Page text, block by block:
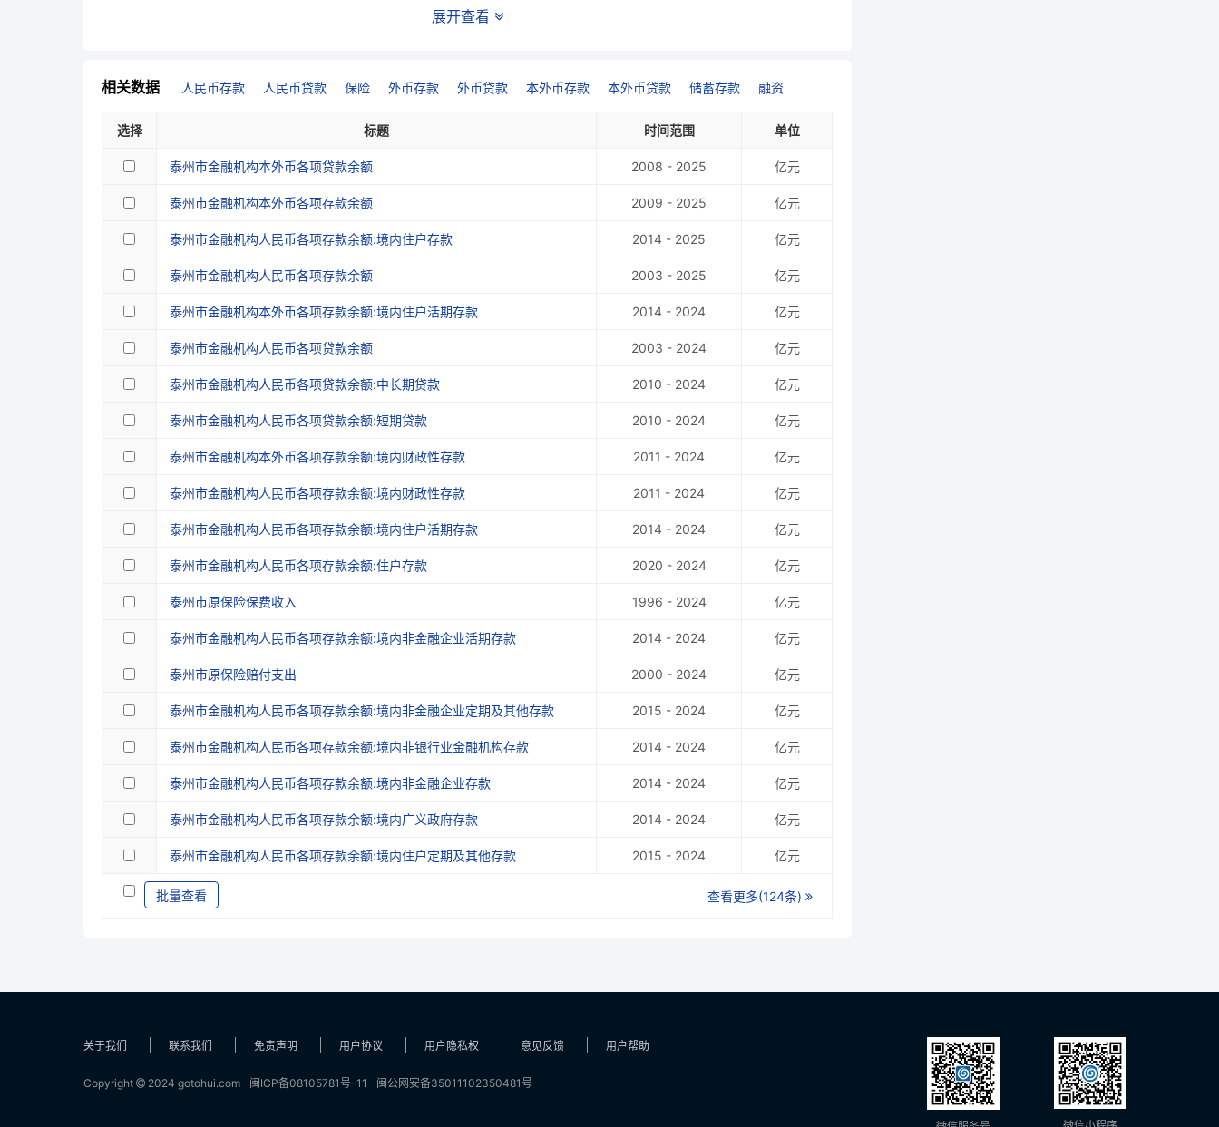
2005 824.90 446.95
展开查看
相关数据 人民币存款 人民币贷款 保险 外币存款 外币贷款 本外币存款 本外币贷款 储蓄存款 融资
选择 标题 时间范围 单位
泰州市金融机构本外币各项贷款余额 2008 - 2025 亿元
泰州市金融机构本外币各项存款余额 2009 - 2025 亿元
泰州市金融机构人民币各项存款余额:境内住户存款 2014 - 2025 亿元
泰州市金融机构人民币各项存款余额 2003 - 2025 亿元
泰州市金融机构本外币各项存款余额:境内住户活期存款 2014 - 2024 亿元
泰州市金融机构人民币各项贷款余额 2003 - 2024 亿元
泰州市金融机构人民币各项贷款余额:中长期贷款 2010 - 2024 亿元
泰州市金融机构人民币各项贷款余额:短期贷款 2010 - 2024 亿元
泰州市金融机构本外币各项存款余额:境内财政性存款 2011 - 2024 亿元
泰州市金融机构人民币各项存款余额:境内财政性存款 2011 - 2024 亿元
泰州市金融机构人民币各项存款余额:境内住户活期存款 2014 - 2024 亿元
泰州市金融机构人民币各项存款余额:住户存款 2020 - 2024 亿元
泰州市原保险保费收入 1996 - 2024 亿元
泰州市金融机构人民币各项存款余额:境内非金融企业活期存款 2014 - 2024 亿元
泰州市原保险赔付支出 2000 - 2024 亿元
泰州市金融机构人民币各项存款余额:境内非金融企业定期及其他存款 2015 - 2024 亿元
泰州市金融机构人民币各项存款余额:境内非银行业金融机构存款 2014 - 2024 亿元
泰州市金融机构人民币各项存款余额:境内非金融企业存款 2014 - 2024 亿元
泰州市金融机构人民币各项存款余额:境内广义政府存款 2014 - 2024 亿元
泰州市金融机构人民币各项存款余额:境内住户定期及其他存款 2015 - 2024 亿元
批量查看 查看更多(124条)
关于我们 联系我们 免责声明 用户协议 用户隐私权 意见反馈 用户帮助
Copyright 2024 gotohui.com 闽ICP备08105781号-11 闽公网安备35011102350481号